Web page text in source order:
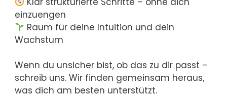
einzuengen
Raum für deine Intuition und dein
Wachstum
Wenn du unsicher bist, ob das zu dir passt –
schreib uns. Wir finden gemeinsam heraus,
was dich am besten unterstützt.